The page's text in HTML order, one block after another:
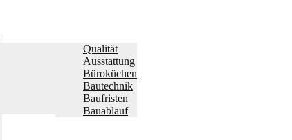
Qualität
Ausstattung
Büroküchen
Bautechnik
Baufristen
Bauablauf